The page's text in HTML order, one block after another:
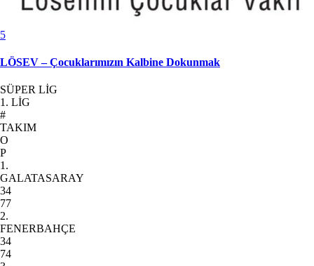
5
LÖSEV – Çocuklarımızın Kalbine Dokunmak
SÜPER LİG
1. LİG
#
TAKIM
O
P
1.
GALATASARAY
34
77
2.
FENERBAHÇE
34
74